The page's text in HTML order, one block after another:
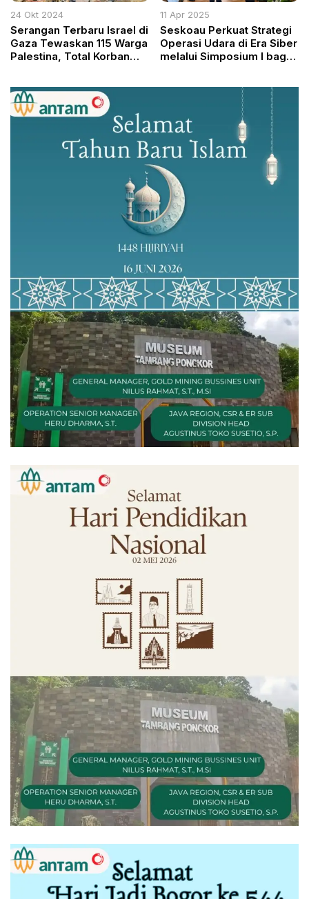
24 Okt 2024
Serangan Terbaru Israel di
Gaza Tewaskan 115 Warga
Palestina, Total Korban
11 Apr 2025
Seskoau Perkuat Strategi
Operasi Udara di Era Siber
melalui Simposium I bagi